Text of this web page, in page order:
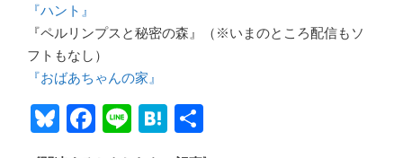
『ハント』
『ペルリンプスと秘密の森』（※いまのところ配信もソ
フトもなし）
『おばあちゃんの家』
Bl
u
F
ac
Li
n
H
at 有